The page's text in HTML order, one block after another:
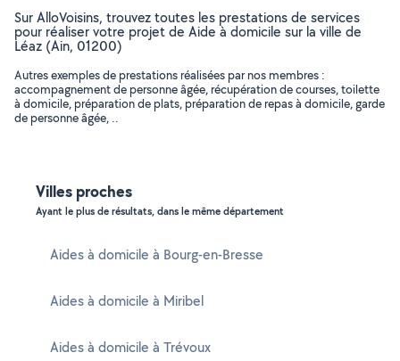
Sur AlloVoisins, trouvez toutes les prestations de services
pour réaliser votre projet de Aide à domicile sur la ville de
Léaz (Ain, 01200)
Autres exemples de prestations réalisées par nos membres :
accompagnement de personne âgée, récupération de courses, toilette
à domicile, préparation de plats, préparation de repas à domicile, garde
de personne âgée, ..
Villes proches
Ayant le plus de résultats, dans le même département
Aides à domicile à Bourg-en-Bresse
Aides à domicile à Miribel
Aides à domicile à Trévoux